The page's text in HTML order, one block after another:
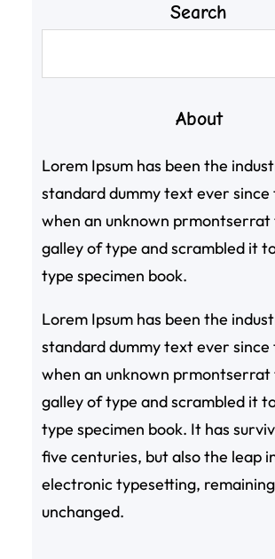
Search
About
Lorem Ipsum has been the
standard dummy text ever since
when an unknown prmontserrat
galley of type and scrambled it
type specimen book.
Lorem Ipsum has been the
standard dummy text ever since
when an unknown prmontserrat
galley of type and scrambled it
type specimen book. It has
five centuries, but also the leap
electronic typesetting,
unchanged.